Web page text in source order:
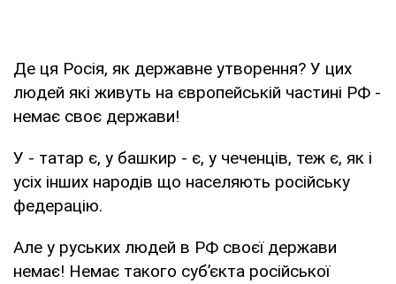
Де ця Росія, як державне утворення? У цих
людей які живуть на європейській частині РФ -
немає своє держави!
У - татар є, у башкир - є, у чеченців, теж є, як і
усіх інших народів що населяють російську
федерацію.
Але у руських людей в РФ своєї держави
немає! Немає такого суб’єкта російської